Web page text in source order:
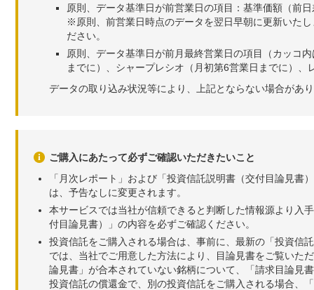
原則、データ基準日が前営業日の項目：基準価額（前
※原則、前営業日時点のデータを翌日早朝に更新いた
ださい。
原則、データ基準日が前月最終営業日の項目（カッコ
までに）、シャープレシオ（月初第6営業日までに）
データの取り込み状況等により、上記とならない場合があ
ご購入にあたって必ずご確認いただきたいこと
「月次レポート」および「投資信託説明書（交付目論見
は、予告なしに変更されます。
本サービスでは当社が信頼できると判断した情報源より入
付目論見書）」の内容を必ずご確認ください。
投資信託をご購入される場合は、事前に、最新の「投資信
では、当社でご用意した方法により、目論見書をご覧いた
論見書」が合本されていない銘柄について、「請求目論見
投資信託の償還金で、別の投資信託をご購入される場合、